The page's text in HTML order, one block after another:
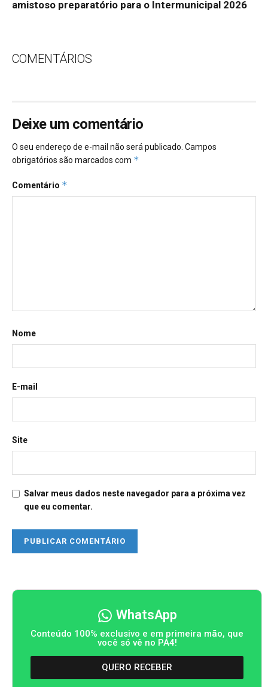
amistoso preparatório para o Intermunicipal 2026
COMENTÁRIOS
Deixe um comentário
O seu endereço de e-mail não será publicado. Campos
obrigatórios são marcados com *
Comentário *
Nome
E-mail
Site
Salvar meus dados neste navegador para a próxima vez
que eu comentar.
WhatsApp
Conteúdo 100% exclusivo e em primeira mão, que
você só vê no PA4!
QUERO RECEBER